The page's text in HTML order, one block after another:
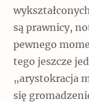
są prawnicy,
pewnego
tego jeszcze
„arystokracja
się